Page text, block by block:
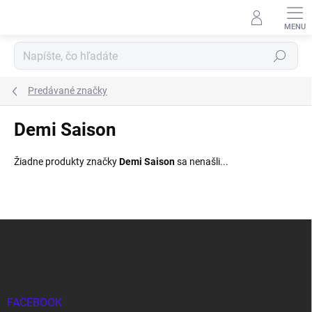
Hľadať
Predávané značky
Demi Saison
Žiadne produkty značkyDemi Saisonsa nenašli...
FACEBOOK